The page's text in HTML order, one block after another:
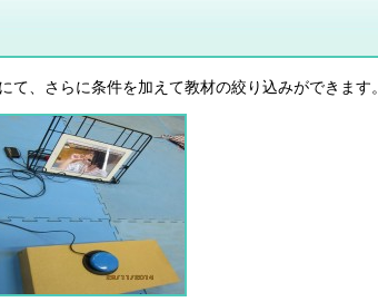
、さらに条件を加えて教材の絞り込みができます。